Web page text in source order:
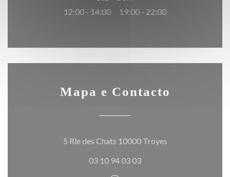
12:00 - 14:00
19:00 - 22:00
Mapa e Contacto
5 Rle des Chats 10000 Troyes((abre numa nova
03 10 94 03 03